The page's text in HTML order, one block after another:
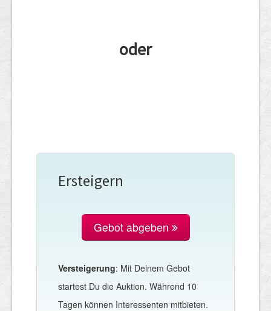
oder
Ersteigern
Gebot abgeben
Versteigerung: Mit Deinem Gebot
startest Du die Auktion. Während 10
Tagen können Interessenten mitbieten.